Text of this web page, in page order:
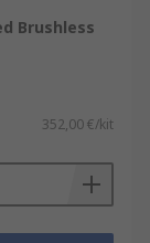
Brushless
352,00 €/kit